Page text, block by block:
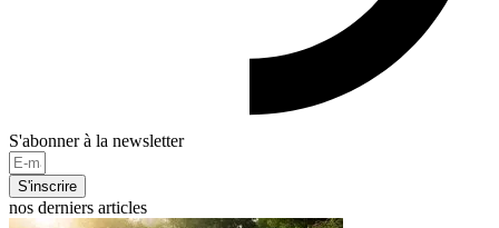
S'abonner à la newsletter
S'inscrire
nos derniers articles